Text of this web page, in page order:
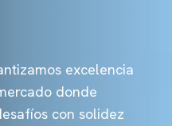
excelencia
donde
con solidez